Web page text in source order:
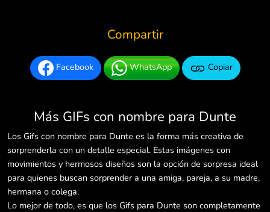
Compartir
Facebook WhatsApp Copiar
Más GIFs con nombre para Dunte
Los Gifs con nombre para Dunte es la forma más creativa de
sorprenderla con un detalle especial. Estas imágenes con
movimientos y hermosos diseños son la opción de sorpresa ideal
para quienes buscan sorprender a una amiga, pareja, a su madre,
hermana o colega.
Lo mejor de todo, es que los Gifs para Dunte son completamente